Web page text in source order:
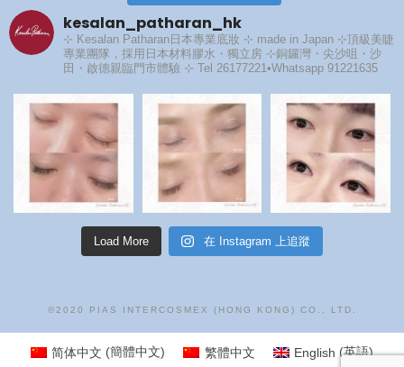
kesalan_patharan_hk
⊹ Kesalan Patharan日本專業底妝 ⊹ made in Japan ⊹頂級美睫
專業團隊，採用日本材料膠水・獨立房 ⊹銅鑼灣・尖沙咀・沙
田・啟德親臨門市體驗 ⊹ Tel 26177221•Whatsapp 91221635
Load More 在 Instagram 上追蹤
©2020 PIAS INTERCOSMEX (HONG KONG) CO., LTD.
简体中文 (簡體中文) 繁體中文 English (英語)